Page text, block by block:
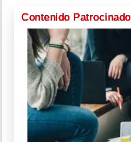
Contenido Patrocinado